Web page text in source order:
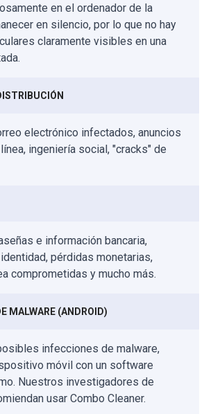
en el ordenador de la
en silencio, por lo que no hay
claramente visibles en una
electrónico infectados, anuncios
ingeniería social, "cracks" de
e información bancaria,
pérdidas monetarias,
comprometidas y mucho más.
MALWARE (ANDROID)
infecciones de malware,
móvil con un software
Nuestros investigadores de
usar Combo Cleaner.